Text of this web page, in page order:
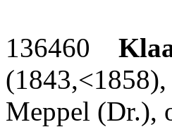
136460
Meppel (Dr.),